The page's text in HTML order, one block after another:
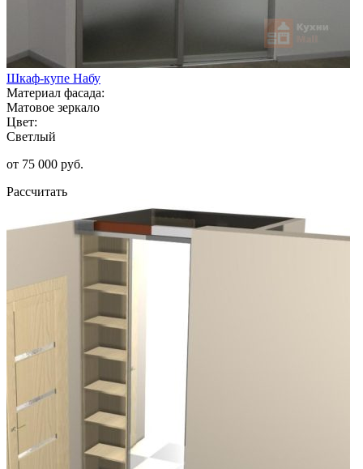
Шкаф-купе Набу
Материал фасада:
Матовое зеркало
Цвет:
Светлый
от 75 000 руб.
Рассчитать